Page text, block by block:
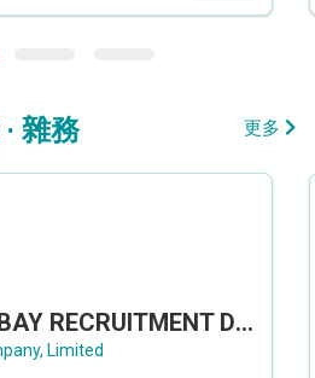
雜務 更多
THE REPULSE BAY RECRUITMENT DAY 淺水灣影灣園人才招聘會
Limited